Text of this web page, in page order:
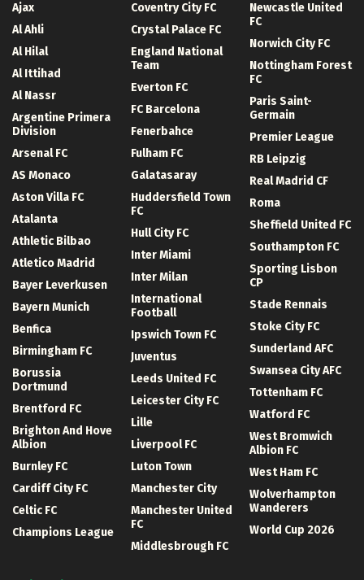
Ajax
Al Ahli
Al Hilal
Al Ittihad
Al Nassr
Argentine Primera
Division
Arsenal FC
AS Monaco
Aston Villa FC
Atalanta
Athletic Bilbao
Atletico Madrid
Bayer Leverkusen
Bayern Munich
Benfica
Birmingham FC
Borussia
Dortmund
Brentford FC
Brighton And Hove
Albion
Burnley FC
Cardiff City FC
Celtic FC
Champions League
Coventry City FC
Crystal Palace FC
England National
Team
Everton FC
FC Barcelona
Fenerbahce
Fulham FC
Galatasaray
Huddersfield Town
FC
Hull City FC
Inter Miami
Inter Milan
International
Football
Ipswich Town FC
Juventus
Leeds United FC
Leicester City FC
Lille
Liverpool FC
Luton Town
Manchester City
Manchester United
FC
Middlesbrough FC
Newcastle United
FC
Norwich City FC
Nottingham Forest
FC
Paris Saint-
Germain
Premier League
RB Leipzig
Real Madrid CF
Roma
Sheffield United FC
Southampton FC
Sporting Lisbon
CP
Stade Rennais
Stoke City FC
Sunderland AFC
Swansea City AFC
Tottenham FC
Watford FC
West Bromwich
Albion FC
West Ham FC
Wolverhampton
Wanderers
World Cup 2026